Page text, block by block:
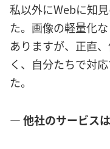
私以外にWebに知
た。画像の軽量化
ありますが、正直
く、自分たちで対
た。
― 他社のサービス